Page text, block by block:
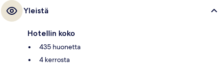
Yleistä
Hotellin koko
435 huonetta
4 kerrosta